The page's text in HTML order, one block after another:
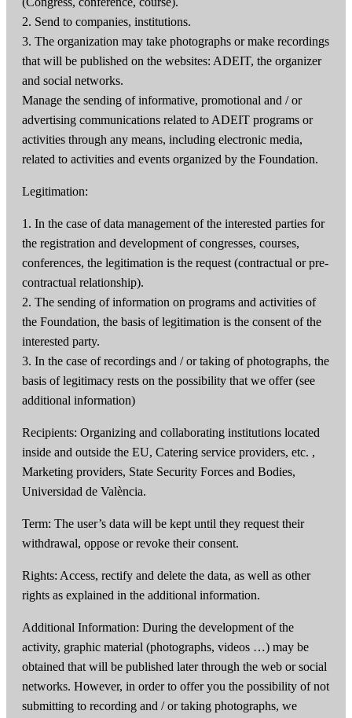
2. Send to companies, institutions.
3. The organization may take photographs or make recordings
that will be published on the websites: ADEIT, the organizer
and social networks.
Manage the sending of informative, promotional and / or
advertising communications related to ADEIT programs or
activities through any means, including electronic media,
related to activities and events organized by the Foundation.
Legitimation:
1. In the case of data management of the interested parties for
the registration and development of congresses, courses,
conferences, the legitimation is the request (contractual or pre-
contractual relationship).
2. The sending of information on programs and activities of
the Foundation, the basis of legitimation is the consent of the
interested party.
3. In the case of recordings and / or taking of photographs, the
basis of legitimacy rests on the possibility that we offer (see
additional information)
Recipients: Organizing and collaborating institutions located
inside and outside the EU, Catering service providers, etc. ,
Marketing providers, State Security Forces and Bodies,
Universidad de València.
Term: The user’s data will be kept until they request their
withdrawal, oppose or revoke their consent.
Rights: Access, rectify and delete the data, as well as other
rights as explained in the additional information.
Additional Information: During the development of the
activity, graphic material (photographs, videos …) may be
obtained that will be published later through the web or social
networks. However, in order to offer you the possibility of not
submitting to recording and / or taking photographs, we